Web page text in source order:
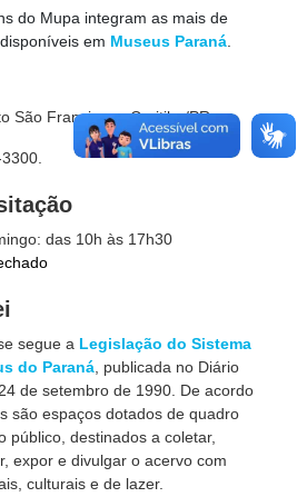
do Mupa integram as mais de
em Museus Paraná
São Francisco - Curitiba/PR.
das 10h às 17h30
segue a Legislação do Sistema
do Paraná , publicada no Diário
de setembro de 1990. De acordo
são espaços dotados de quadro
público, destinados a coletar,
expor e divulgar o acervo com
culturais e de lazer.